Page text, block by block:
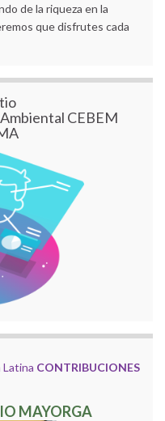
de la riqueza en la
que disfrutes cada
CEBEM
Latina CONTRIBUCIONES
MAYORGA